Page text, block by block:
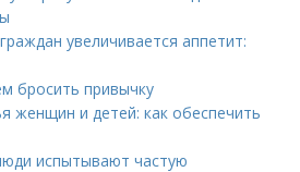
увеличивается аппетит:
бросить привычку
женщин и детей: как обеспечить
испытывают частую